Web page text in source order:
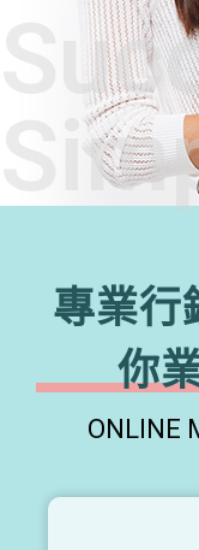
專業行
你
ONLINE